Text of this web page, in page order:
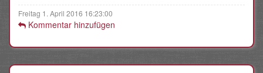
Freitag 1. April 2016 16:23:00
Kommentar hinzufügen